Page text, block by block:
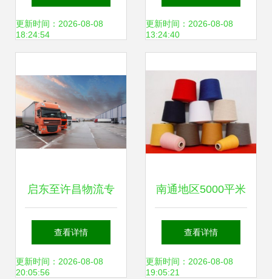
系全攻略
更新时间：2026-08-08
18:24:54
架生产与优质仓储
更新时间：2026-08-08
13:24:40
启东至许昌物流专
线 以热情服务与专
业仓储，护航2024
查看详情
更新时间：2026-08-08
20:05:56
南通地区5000平米
普通货物仓储服务
寻找与托管方案指
查看详情
更新时间：2026-08-08
19:05:21